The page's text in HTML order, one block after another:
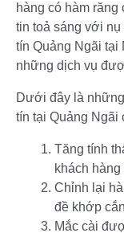
hàng có hàm
tin toả sáng với
tín Quảng Ngãi tại
những dịch vụ
Dưới đây là
tín tại Quảng Ngãi
Tăng tính
khách
Chỉnh lại
đề khớp
Mắc cài